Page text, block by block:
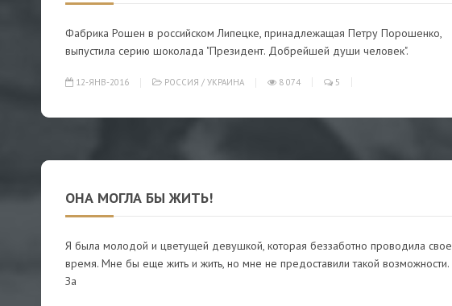
Фабрика Рошен в российском Липецке, принадлежащая Петру Порошенко,
выпустила серию шоколада "Президент. Добрейшей души человек".
12-ЯНВ-2016 РОССИЯ / УКРАИНА 8 074 5
ОНА МОГЛА БЫ ЖИТЬ!
Я была молодой и цветущей девушкой, которая беззаботно проводила свое
время. Мне бы еще жить и жить, но мне не предоставили такой возможности.
За